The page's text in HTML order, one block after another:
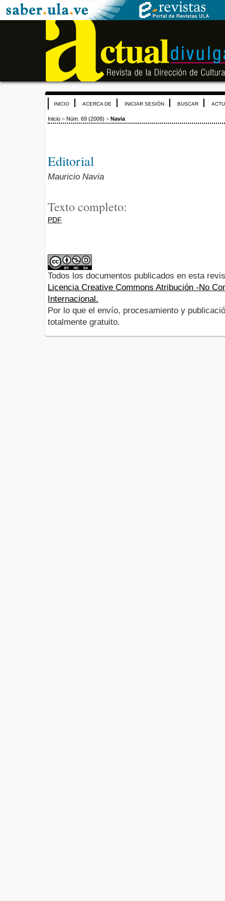
INICIO ACERCA DE INICIAR SESIÓN BUSCAR
Inicio > Núm. 69 (2008) > Navia
Editorial
Mauricio Navia
Texto completo:
PDF
Todos los documentos publicados en esta
Licencia Creative Commons Atribución -No
Internacional.
Por lo que el envío, procesamiento y
totalmente gratuito.